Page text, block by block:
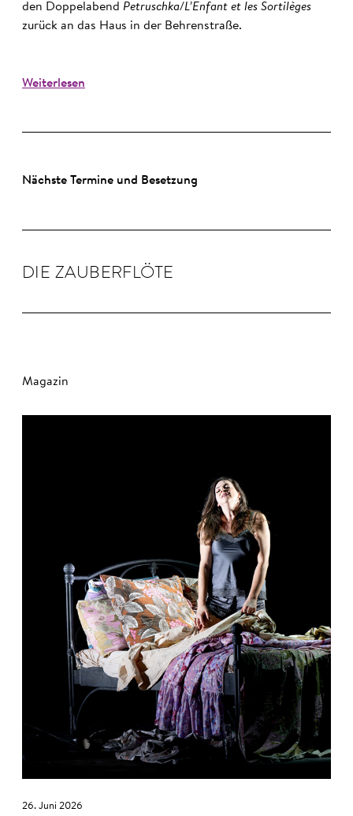
den Doppelabend Petruschka/L’Enfant et les Sortilèges
zurück an das Haus in der Behrenstraße.
Weiterlesen
Nächste Termine und Besetzung
DIE ZAU­BER­FLÖTE
Magazin
26. Juni 2026